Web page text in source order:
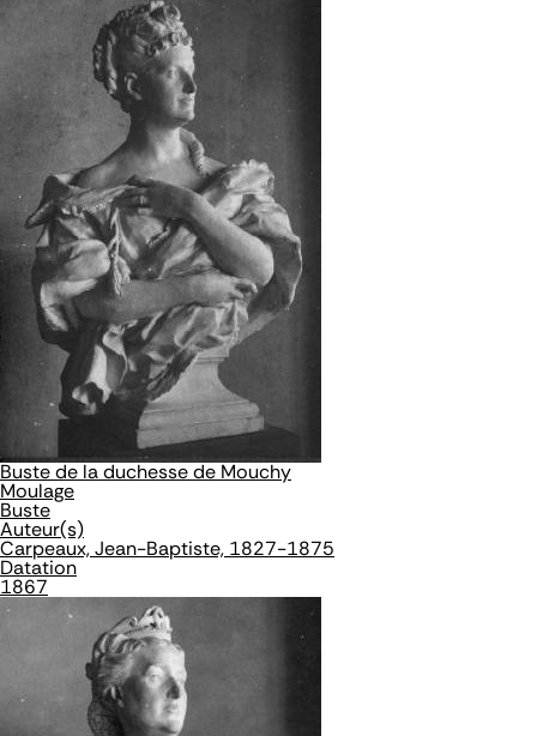
Buste de la duchesse de Mouchy
Moulage
Buste
Auteur(s)
Carpeaux, Jean-Baptiste, 1827-1875
Datation
1867